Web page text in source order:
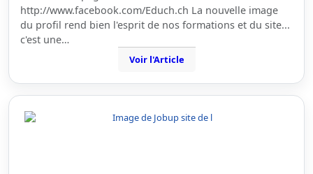
http://www.facebook.com/Educh.ch La nouvelle image
du profil rend bien l'esprit de nos formations et du site...
c'est une…
Voir l'Article